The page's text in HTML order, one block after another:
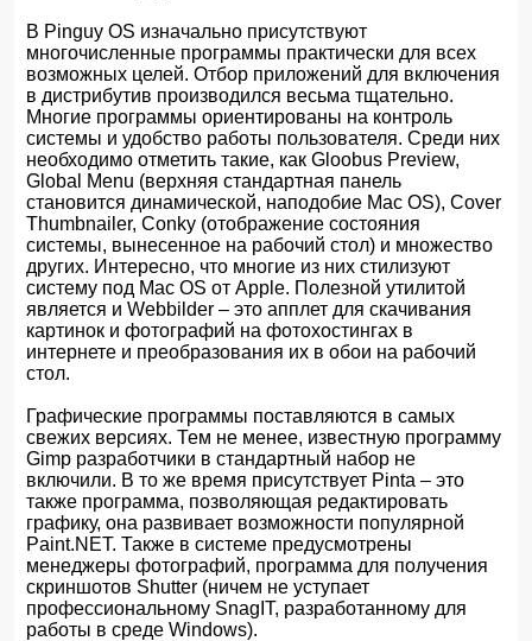
В Pinguy OS изначально присутствуют
многочисленные программы практически для всех
возможных целей. Отбор приложений для включения
в дистрибутив производился весьма тщательно.
Многие программы ориентированы на контроль
системы и удобство работы пользователя. Среди них
необходимо отметить такие, как Gloobus Preview,
Global Menu (верхняя стандартная панель
становится динамической, наподобие Mac OS), Cover
Thumbnailer, Conky (отображение состояния
системы, вынесенное на рабочий стол) и множество
других. Интересно, что многие из них стилизуют
систему под Mac OS от Apple. Полезной утилитой
является и Webbilder – это апплет для скачивания
картинок и фотографий на фотохостингах в
интернете и преобразования их в обои на рабочий
стол.
Графические программы поставляются в самых
свежих версиях. Тем не менее, известную программу
Gimp разработчики в стандартный набор не
включили. В то же время присутствует Pinta – это
также программа, позволяющая редактировать
графику, она развивает возможности популярной
Paint.NET. Также в системе предусмотрены
менеджеры фотографий, программа для получения
скриншотов Shutter (ничем не уступает
профессиональному SnagIT, разработанному для
работы в среде Windows).